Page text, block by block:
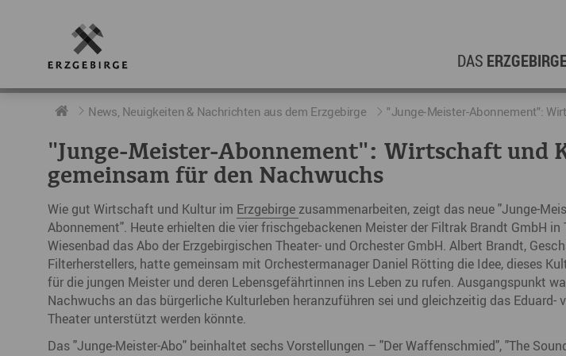
DAS
RUND UMS ERZGEBIRGE
Geschichte
Geografie
Der Erzgebirgskreis
Städte im Erzgebirge
Erzgebirgskrimi
Fakten
WIRTSCHAFTSREGION
Stellenangebote im Erzgebirge
Arbeiten im Erzgebirge
Coworking Spaces im Erzgebirge
DER FILM
AKTUELLES
Neuigkeiten
Podcast „hERZschlag“
ERFOLGSGESCHICHTEN
hERZgeschichten
kurz ERZählt
DIE BOTSCHAFTER
Botschafter im Überblick
Botschafterveranstaltungen
News, Neuigkeiten & Nachrichten aus dem Erzgebirge "Junge-Meister-Abonnement":
"Junge-Meister-Abonnement": Wirtschaft und
gemeinsam für den Nachwuchs
Wie gut Wirtschaft und Kultur im Erzgebirge zusammenarbeiten, zeigt das neue "Junge-
Abonnement". Heute erhielten die vier frischgebackenen Meister der Filtrak Brandt GmbH in
Wiesenbad das Abo der Erzgebirgischen Theater- und Orchester GmbH. Albert Brandt,
Filterherstellers, hatte gemeinsam mit Orchestermanager Daniel Rötting die Idee, dieses
für die jungen Meister und deren Lebensgefährtinnen ins Leben zu rufen. Ausgangspunkt
Nachwuchs an das bürgerliche Kulturleben heranzuführen sei und gleichzeitig das Eduard-
Theater unterstützt werden könnte.
Das "Junge-Meister-Abo" beinhaltet sechs Vorstellungen – "Der Waffenschmied", "The